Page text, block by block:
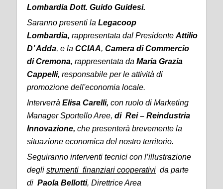
Lombardia Dott. Guido Guidesi.
Saranno presenti la Legacoop
Lombardia, rappresentata dal Presidente Attilio
D’ Adda, e la CCIAA, Camera di Commercio
di Cremona, rappresentata da Maria Grazia
Cappelli, responsabile per le attività di
promozione dell'economia locale.
Interverrà Elisa Carelli, con ruolo di Marketing
Manager Sportello Aree, di Rei – Reindustria
Innovazione, che presenterà brevemente la
situazione economica del nostro territorio.
Seguiranno interventi tecnici con l’illustrazione
degli strumenti finanziari cooperativi da parte
di Paola Bellotti, Direttrice Area